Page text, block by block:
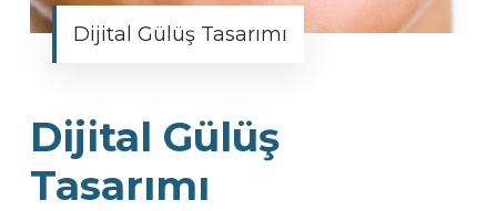
Dijital Gülüş Tasarımı
Dijital Gülüş
Tasarımı